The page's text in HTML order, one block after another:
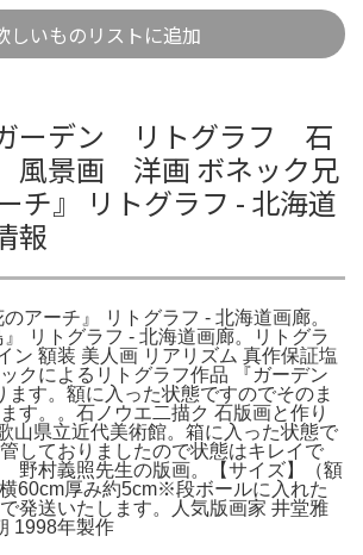
しいものリストに追加
ーデン リトグラフ 石
景画 洋画 ボネック兄
チ』 リトグラフ - 北海道
報
アーチ』 リトグラフ - 北海道画廊。
リトグラフ - 北海道画廊。リトグラ
ン 額装 美人画 リアリズム 真作保証塩
クによるリトグラフ作品 『ガーデン
す。額に入った状態ですのでそのま
す。。石ノウエ二描ク 石版画と作り
山県立近代美術館。箱に入った状態で
しておりましたので状態はキレイで
野村義照先生の版画。【サイズ】（額
60cm厚み約5cm※段ボールに入れた
発送いたします。人気版画家 井堂雅
1998年製作